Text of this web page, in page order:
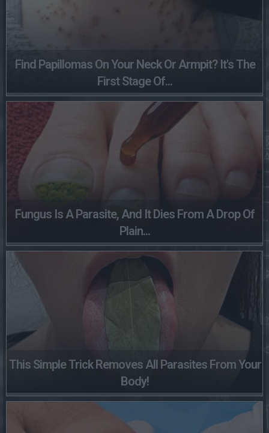
Find Papillomas On Your Neck Or Armpit? It's The
First Stage Of...
Fungus Is A Parasite, And It Dies From A Drop Of
Plain...
This Simple Trick Removes All Parasites From Your
Body!